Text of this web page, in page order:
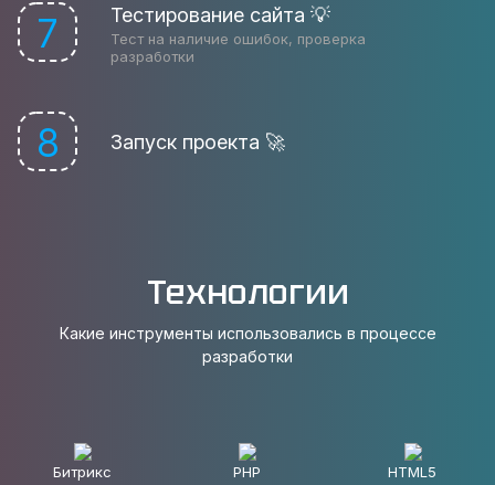
7 Тестирование сайта 💡
Тест на наличие ошибок, проверка
разработки
8 Запуск проекта 🚀
Технологии
Какие инструменты использовались в процессе
разработки
Битрикс PHP HTML5